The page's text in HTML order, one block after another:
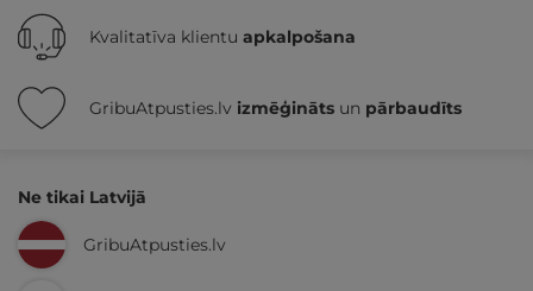
Kvalitatīva klientu apkalpošana
GribuAtpusties.lv izmēģināts un pārbaudīts
Ne tikai Latvijā
GribuAtpusties.lv